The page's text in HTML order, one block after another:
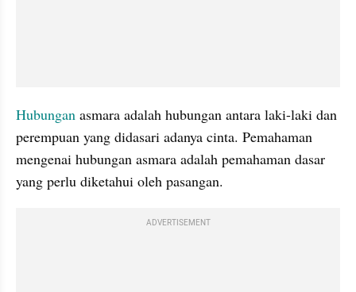
Hubungan asmara adalah hubungan antara laki-laki dan
perempuan yang didasari adanya cinta. Pemahaman
mengenai hubungan asmara adalah pemahaman dasar
yang perlu diketahui oleh pasangan.
ADVERTISEMENT